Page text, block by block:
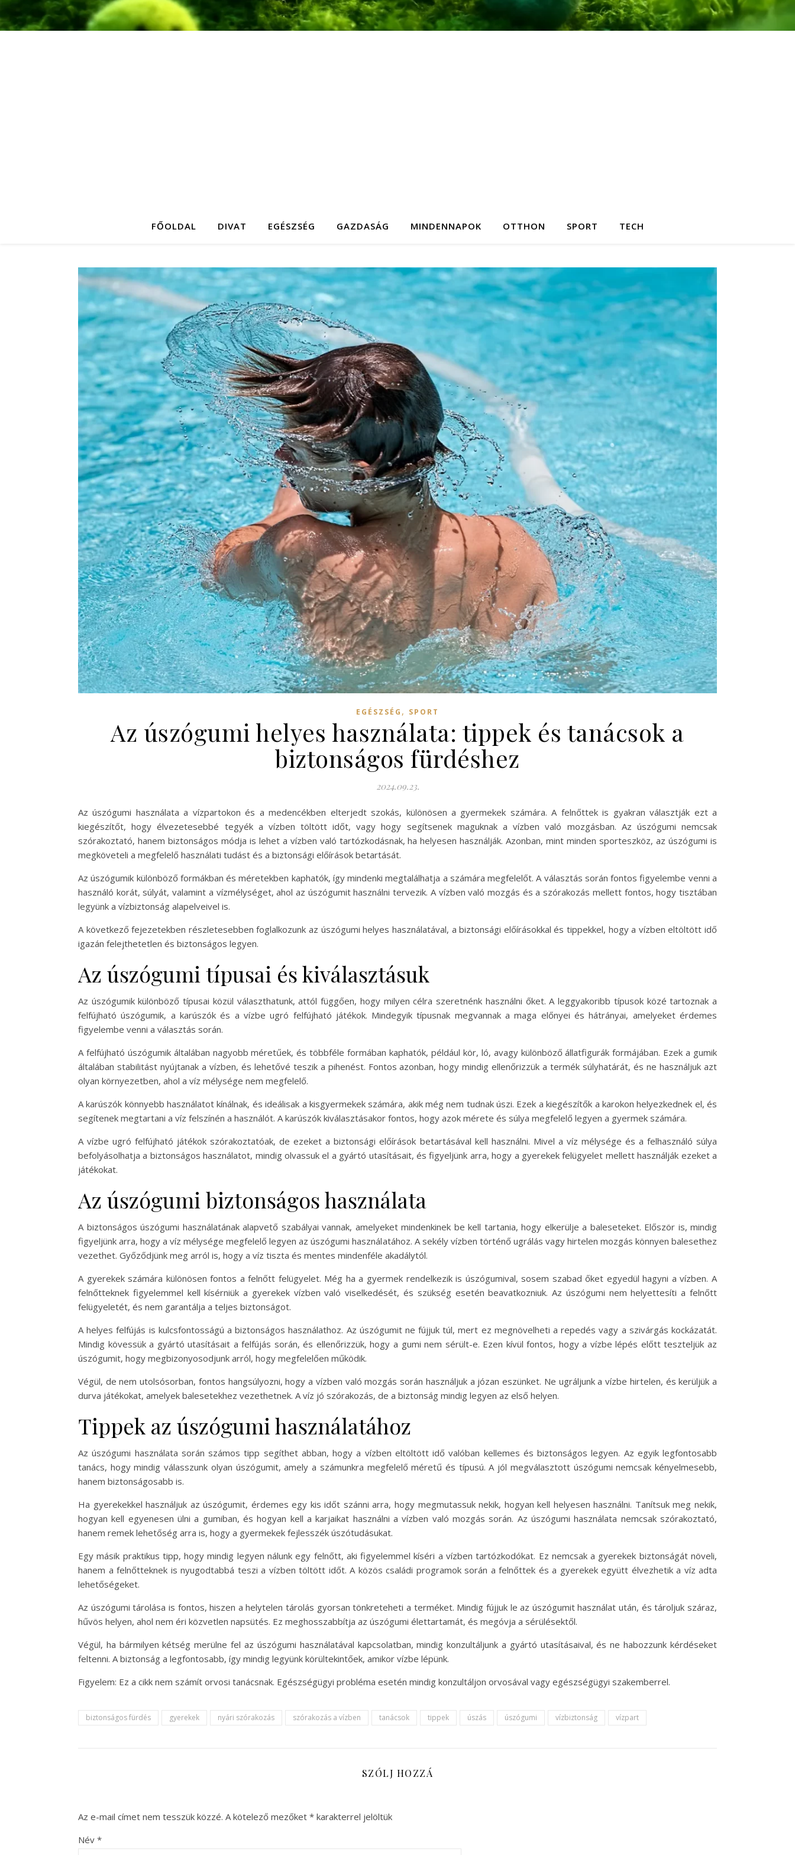
FŐOLDAL DIVAT EGÉSZSÉG GAZDASÁG MINDENNAPOK OTTHON SPORT TECH
EGÉSZSÉG , SPORT
Az úszógumi helyes használata: tippek és tanácsok a
biztonságos fürdéshez
2024.09.23.
Az úszógumi használata a vízpartokon és a medencékben elterjedt szokás, különösen a gyermekek számára. A felnőttek is gyakran választják ezt a
kiegészítőt, hogy élvezetesebbé tegyék a vízben töltött időt, vagy hogy segítsenek maguknak a vízben való mozgásban. Az úszógumi nemcsak
szórakoztató, hanem biztonságos módja is lehet a vízben való tartózkodásnak, ha helyesen használják. Azonban, mint minden sporteszköz, az úszógumi is
megköveteli a megfelelő használati tudást és a biztonsági előírások betartását.
Az úszógumik különböző formákban és méretekben kaphatók, így mindenki megtalálhatja a számára megfelelőt. A választás során fontos figyelembe venni a
használó korát, súlyát, valamint a vízmélységet, ahol az úszógumit használni tervezik. A vízben való mozgás és a szórakozás mellett fontos, hogy tisztában
legyünk a vízbiztonság alapelveivel is.
A következő fejezetekben részletesebben foglalkozunk az úszógumi helyes használatával, a biztonsági előírásokkal és tippekkel, hogy a vízben eltöltött idő
igazán felejthetetlen és biztonságos legyen.
Az úszógumi típusai és kiválasztásuk
Az úszógumik különböző típusai közül választhatunk, attól függően, hogy milyen célra szeretnénk használni őket. A leggyakoribb típusok közé tartoznak a
felfújható úszógumik, a karúszók és a vízbe ugró felfújható játékok. Mindegyik típusnak megvannak a maga előnyei és hátrányai, amelyeket érdemes
figyelembe venni a választás során.
A felfújható úszógumik általában nagyobb méretűek, és többféle formában kaphatók, például kör, ló, avagy különböző állatfigurák formájában. Ezek a gumik
általában stabilitást nyújtanak a vízben, és lehetővé teszik a pihenést. Fontos azonban, hogy mindig ellenőrizzük a termék súlyhatárát, és ne használjuk azt
olyan környezetben, ahol a víz mélysége nem megfelelő.
A karúszók könnyebb használatot kínálnak, és ideálisak a kisgyermekek számára, akik még nem tudnak úszi. Ezek a kiegészítők a karokon helyezkednek el, és
segítenek megtartani a víz felszínén a használót. A karúszók kiválasztásakor fontos, hogy azok mérete és súlya megfelelő legyen a gyermek számára.
A vízbe ugró felfújható játékok szórakoztatóak, de ezeket a biztonsági előírások betartásával kell használni. Mivel a víz mélysége és a felhasználó súlya
befolyásolhatja a biztonságos használatot, mindig olvassuk el a gyártó utasításait, és figyeljünk arra, hogy a gyerekek felügyelet mellett használják ezeket a
játékokat.
Az úszógumi biztonságos használata
A biztonságos úszógumi használatának alapvető szabályai vannak, amelyeket mindenkinek be kell tartania, hogy elkerülje a baleseteket. Először is, mindig
figyeljünk arra, hogy a víz mélysége megfelelő legyen az úszógumi használatához. A sekély vízben történő ugrálás vagy hirtelen mozgás könnyen balesethez
vezethet. Győződjünk meg arról is, hogy a víz tiszta és mentes mindenféle akadálytól.
A gyerekek számára különösen fontos a felnőtt felügyelet. Még ha a gyermek rendelkezik is úszógumival, sosem szabad őket egyedül hagyni a vízben. A
felnőtteknek figyelemmel kell kísérniük a gyerekek vízben való viselkedését, és szükség esetén beavatkozniuk. Az úszógumi nem helyettesíti a felnőtt
felügyeletét, és nem garantálja a teljes biztonságot.
A helyes felfújás is kulcsfontosságú a biztonságos használathoz. Az úszógumit ne fújjuk túl, mert ez megnövelheti a repedés vagy a szivárgás kockázatát.
Mindig kövessük a gyártó utasításait a felfújás során, és ellenőrizzük, hogy a gumi nem sérült-e. Ezen kívül fontos, hogy a vízbe lépés előtt teszteljük az
úszógumit, hogy megbizonyosodjunk arról, hogy megfelelően működik.
Végül, de nem utolsósorban, fontos hangsúlyozni, hogy a vízben való mozgás során használjuk a józan eszünket. Ne ugráljunk a vízbe hirtelen, és kerüljük a
durva játékokat, amelyek balesetekhez vezethetnek. A víz jó szórakozás, de a biztonság mindig legyen az első helyen.
Tippek az úszógumi használatához
Az úszógumi használata során számos tipp segíthet abban, hogy a vízben eltöltött idő valóban kellemes és biztonságos legyen. Az egyik legfontosabb
tanács, hogy mindig válasszunk olyan úszógumit, amely a számunkra megfelelő méretű és típusú. A jól megválasztott úszógumi nemcsak kényelmesebb,
hanem biztonságosabb is.
Ha gyerekekkel használjuk az úszógumit, érdemes egy kis időt szánni arra, hogy megmutassuk nekik, hogyan kell helyesen használni. Tanítsuk meg nekik,
hogyan kell egyenesen ülni a gumiban, és hogyan kell a karjaikat használni a vízben való mozgás során. Az úszógumi használata nemcsak szórakoztató,
hanem remek lehetőség arra is, hogy a gyermekek fejlesszék úszótudásukat.
Egy másik praktikus tipp, hogy mindig legyen nálunk egy felnőtt, aki figyelemmel kíséri a vízben tartózkodókat. Ez nemcsak a gyerekek biztonságát növeli,
hanem a felnőtteknek is nyugodtabbá teszi a vízben töltött időt. A közös családi programok során a felnőttek és a gyerekek együtt élvezhetik a víz adta
lehetőségeket.
Az úszógumi tárolása is fontos, hiszen a helytelen tárolás gyorsan tönkreteheti a terméket. Mindig fújjuk le az úszógumit használat után, és tároljuk száraz,
hűvös helyen, ahol nem éri közvetlen napsütés. Ez meghosszabbítja az úszógumi élettartamát, és megóvja a sérülésektől.
Végül, ha bármilyen kétség merülne fel az úszógumi használatával kapcsolatban, mindig konzultáljunk a gyártó utasításaival, és ne habozzunk kérdéseket
feltenni. A biztonság a legfontosabb, így mindig legyünk körültekintőek, amikor vízbe lépünk.
Figyelem: Ez a cikk nem számít orvosi tanácsnak. Egészségügyi probléma esetén mindig konzultáljon orvosával vagy egészségügyi szakemberrel.
biztonságos fürdés gyerekek nyári szórakozás szórakozás a vízben tanácsok tippek úszás úszógumi vízbiztonság vízpart
SZÓLJ HOZZÁ
Az e-mail címet nem tesszük közzé. A kötelező mezőket * karakterrel jelöltük
Név *